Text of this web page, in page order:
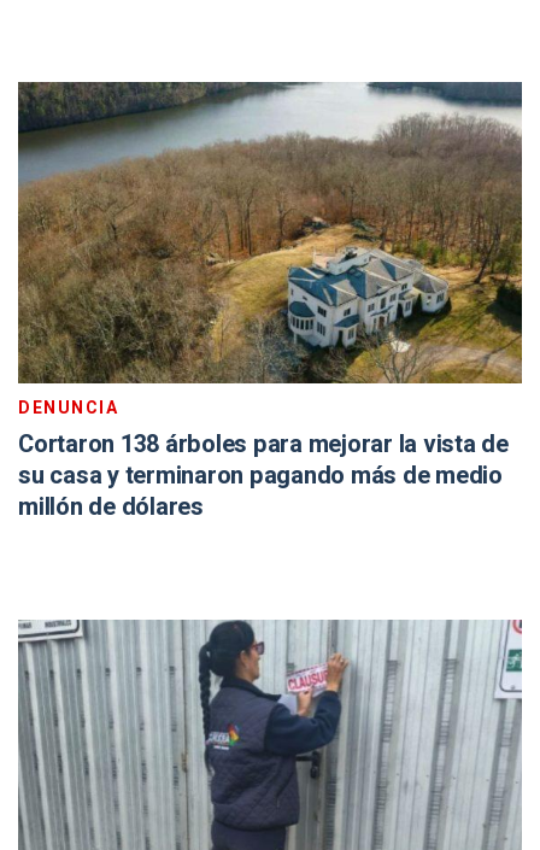
DENUNCIA
Cortaron 138 árboles para mejorar la vista de
su casa y terminaron pagando más de medio
millón de dólares